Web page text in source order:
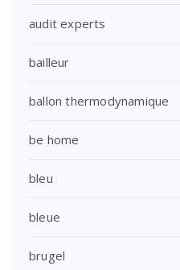
audit experts
bailleur
ballon thermodynamique
be home
bleu
bleue
brugel